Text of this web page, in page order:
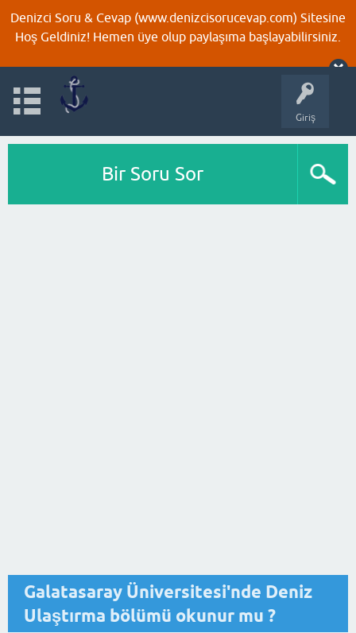
Denizci Soru & Cevap (www.denizcisorucevap.com) Sitesine
Hoş Geldiniz! Hemen üye olup paylaşıma başlayabilirsiniz.
Giriş
Bir Soru Sor
Galatasaray Üniversitesi'nde Deniz
Ulaştırma bölümü okunur mu ?